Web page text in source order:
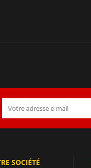
SOCIÉTÉ